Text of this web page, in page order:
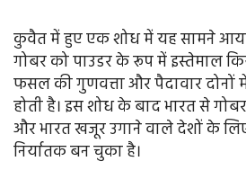
कुवैत में हुए एक शोध में यह सामने
गोबर को पाउडर के रूप में इस्तेमाल
फसल की गुणवत्ता और पैदावार दोनों
होती है। इस शोध के बाद भारत से
और भारत खजूर उगाने वाले देशों के
निर्यातक बन चुका है।